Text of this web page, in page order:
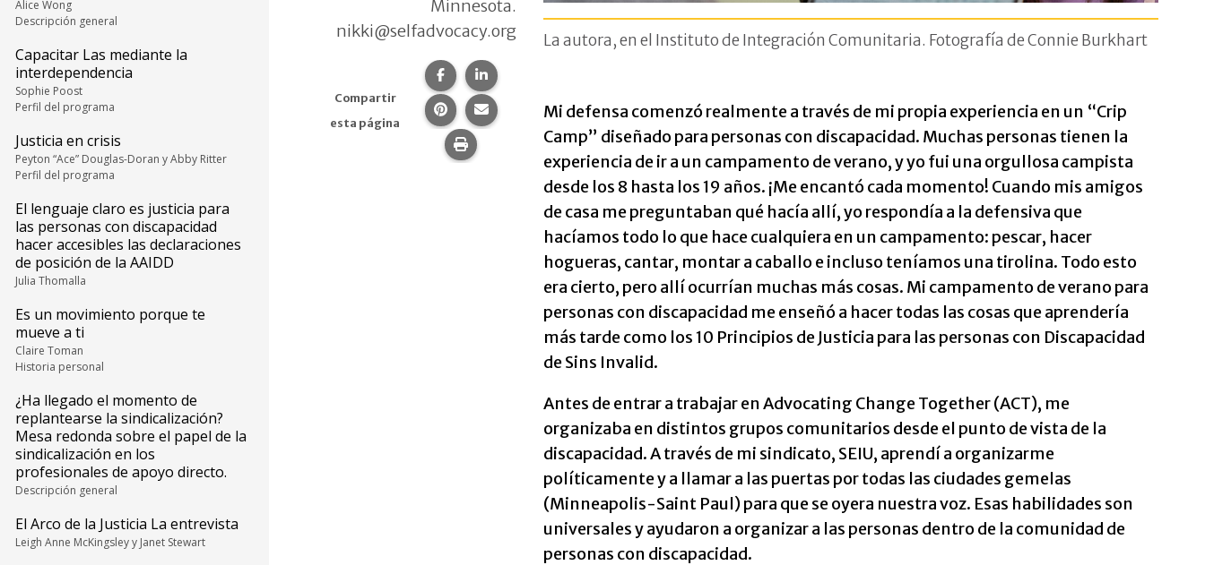
Alice Wong
Descripción general
Capacitar Las mediante la
interdependencia
Sophie Poost
Perfil del programa
Justicia en crisis
Peyton “Ace” Douglas-Doran y Abby Ritter
Perfil del programa
El lenguaje claro es justicia para
las personas con discapacidad
hacer accesibles las declaraciones
de posición de la AAIDD
Julia Thomalla
Es un movimiento porque te
mueve a ti
Claire Toman
Historia personal
¿Ha llegado el momento de
replantearse la sindicalización?
Mesa redonda sobre el papel de la
sindicalización en los
profesionales de apoyo directo.
Descripción general
El Arco de la Justicia La entrevista
Leigh Anne McKingsley y Janet Stewart
Minnesota.
nikki@selfadvocacy.org
Compartir
esta página
Compartir esta página en Facebook.
Compartir esta página en LinkedIn.
Compartir esta página en Pinterest.
Comparte esta página por correo electrónico.
Imprime esta página.
La autora, en el Instituto de Integración Comunitaria. Fotografía de Connie Burkhart
Mi defensa comenzó realmente a través de mi propia experiencia en un “Crip
Camp” diseñado para personas con discapacidad. Muchas personas tienen la
experiencia de ir a un campamento de verano, y yo fui una orgullosa campista
desde los 8 hasta los 19 años. ¡Me encantó cada momento! Cuando mis amigos
de casa me preguntaban qué hacía allí, yo respondía a la defensiva que
hacíamos todo lo que hace cualquiera en un campamento: pescar, hacer
hogueras, cantar, montar a caballo e incluso teníamos una tirolina. Todo esto
era cierto, pero allí ocurrían muchas más cosas. Mi campamento de verano para
personas con discapacidad me enseñó a hacer todas las cosas que aprendería
más tarde como los 10 Principios de Justicia para las personas con Discapacidad
de Sins Invalid.
Antes de entrar a trabajar en Advocating Change Together (ACT), me
organizaba en distintos grupos comunitarios desde el punto de vista de la
discapacidad. A través de mi sindicato, SEIU, aprendí a organizarme
políticamente y a llamar a las puertas por todas las ciudades gemelas
(Minneapolis-Saint Paul) para que se oyera nuestra voz. Esas habilidades son
universales y ayudaron a organizar a las personas dentro de la comunidad de
personas con discapacidad.